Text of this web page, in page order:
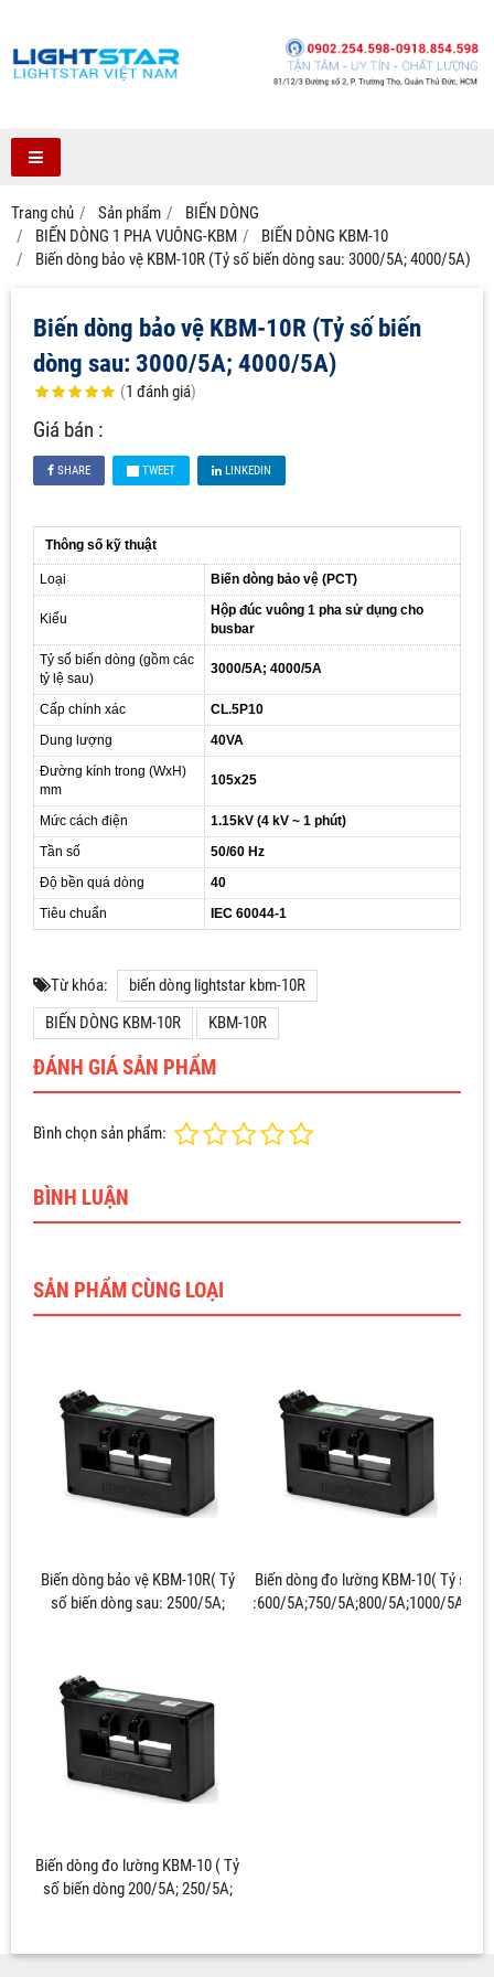
Trang chủ Sản phẩm
BIẾN DÒNG
BIẾN DÒNG 1 PHA VUÔNG-KBM
BIẾN DÒNG KBM-10
Biến dòng bảo vệ KBM-10R (Tỷ số biến dòng sau: 3000/5A; 4000/5A)
Biến dòng bảo vệ KBM-10R (Tỷ số biến
dòng sau: 3000/5A; 4000/5A)
(1 đánh giá)
Giá bán :
SHARE TWEET LINKEDIN
Thông số kỹ thuật
Loại Biến dòng bảo vệ (PCT)
Kiểu
Hộp đúc vuông 1 pha sử dụng cho
busbar
Tỷ số biến dòng (gồm các
tỷ lệ sau)
3000/5A; 4000/5A
Cấp chính xác
CL.5P10
Dung lượng
40VA
Đường kính trong (WxH)
mm
105x25
Mức cách điện
1.15kV (4 kV ~ 1 phút)
Tần số
50/60 Hz
Độ bền quá dòng
40
Tiêu chuẩn
IEC 60044-1
Từ khóa:
biến dòng lightstar kbm-10R
BIẾN DÒNG KBM-10R
KBM-10R
ĐÁNH GIÁ SẢN PHẨM
Bình chọn sản phẩm:
BÌNH LUẬN
SẢN PHẨM CÙNG LOẠI
Biến dòng bảo vệ KBM-10R( Tỷ
số biến dòng sau: 2500/5A;
Biến dòng đo lường KBM-10( Tỷ số
:600/5A;750/5A;800/5A;1000/
Biến dòng đo lường KBM-10 ( Tỷ
số biến dòng 200/5A; 250/5A;